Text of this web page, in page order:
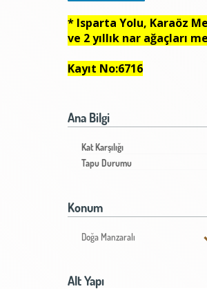
* Isparta Yolu, Karaöz
ve 2 yıllık nar ağaçları
Kayıt No:6716
Ana Bilgi
Kat Karşılığı
Tapu Durumu
Konum
Doğa Manzaralı
Alt Yapı